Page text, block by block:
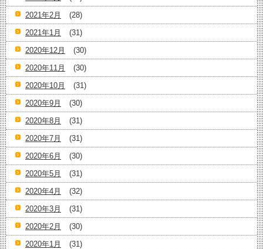
2021年2月
(28)
2021年1月
(31)
2020年12月
(30)
2020年11月
(30)
2020年10月
(31)
2020年9月
(30)
2020年8月
(31)
2020年7月
(31)
2020年6月
(30)
2020年5月
(31)
2020年4月
(32)
2020年3月
(31)
2020年2月
(30)
2020年1月
(31)